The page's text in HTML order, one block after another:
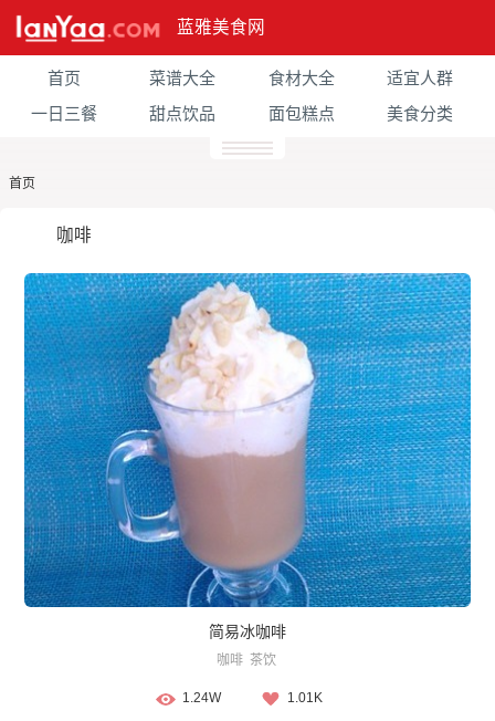
蓝雅美食网
首页 菜谱大全 食材大全
适宜人群
一日三餐
甜点饮品 面包糕点 美食分类
首页
咖啡
简易冰咖啡
咖啡 茶饮
1.24W 1.01K